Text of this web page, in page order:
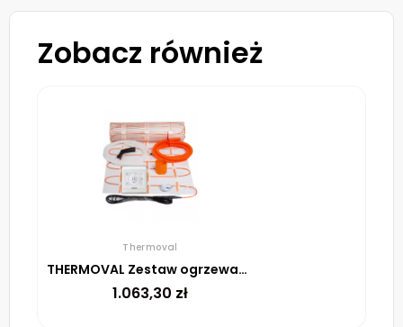
Zobacz również
Thermoval
THERMOVAL Zestaw ogrzewania podłogowego – mata TV TO 8m² 170W/m² regulator TT 16 biały
1.063,30 zł